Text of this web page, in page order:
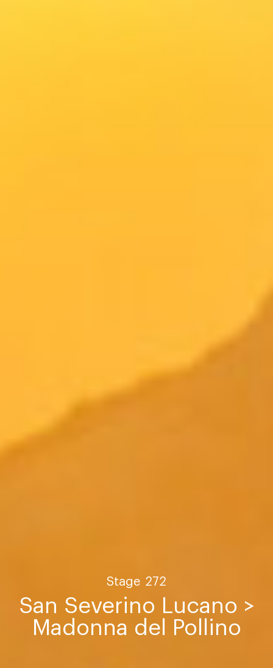
Stage 272
San Severino Lucano >
Madonna del Pollino